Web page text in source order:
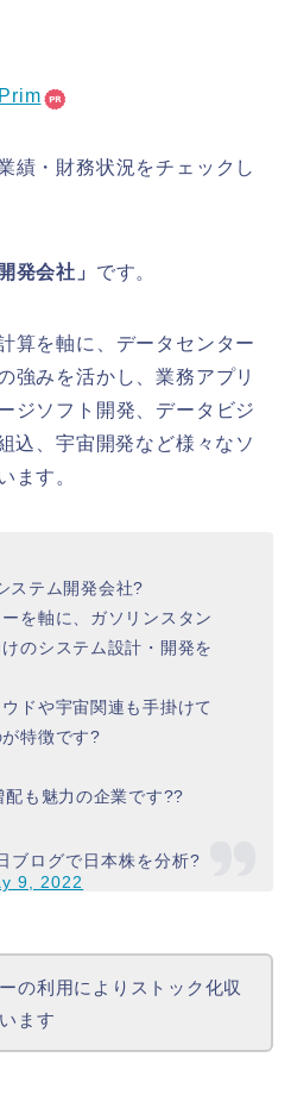
績・財務状況をチェックし
発会社」 です。
算を軸に、データセンター
強みを活かし、業務アプリ
ジソフト開発、データビジ
込、宇宙開発など様々なソ
ます。
ステム開発会社?
を軸に、ガソリンスタン
のシステム設計・開発を
ドや宇宙関連も手掛けて
特徴です?
も魅力の企業です??
ブログで日本株を分析?
9, 2022
の利用によりストック化収
ます